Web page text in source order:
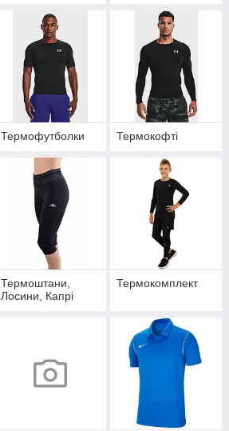
Термофутболки Термокофті
Термоштани,
Лосини, Капрі
Термокомплект